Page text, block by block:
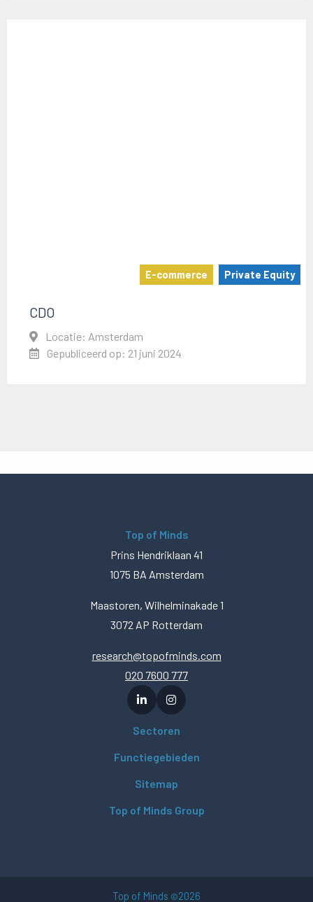
E-commerce Private Equity
CDO
Locatie: Amsterdam
Gepubliceerd op: 21 juni 2024
Top of Minds
Prins Hendriklaan 41
1075 BA Amsterdam
Maastoren, Wilhelminakade 1
3072 AP Rotterdam
research@topofminds.com
020 7600 777
Sectoren
Functiegebieden
Sitemap
Top of Minds Group
Top of Minds ©2026